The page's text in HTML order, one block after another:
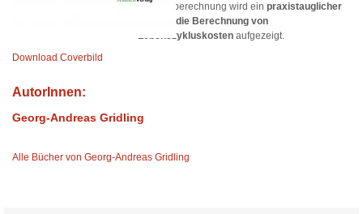
Download Coverbild
Beispielberechnung wird ein praxistauglicher
Weg für die Berechnung von
Lebenszykluskosten aufgezeigt.
AutorInnen:
Georg-Andreas Gridling
Alle Bücher von Georg-Andreas Gridling